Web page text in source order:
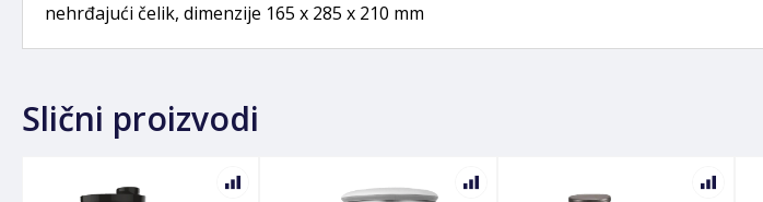
nehrđajući čelik, dimenzije 165 x 285 x 210 mm
Slični proizvodi